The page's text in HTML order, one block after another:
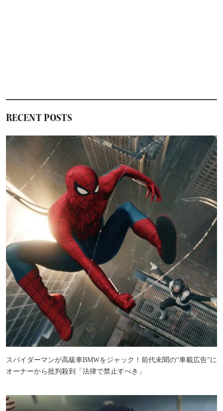
RECENT POSTS
スパイダーマンが高級車BMWをジャック！前代未聞の“車載広告”に
オーナーから批判殺到「法律で禁止すべき」